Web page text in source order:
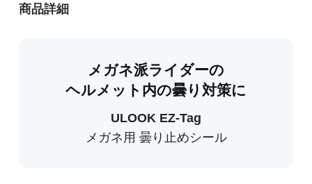
商品詳細
メガネ派ライダーの
ヘルメット内の曇り対策に
ULOOK EZ-Tag
メガネ用 曇り止めシール